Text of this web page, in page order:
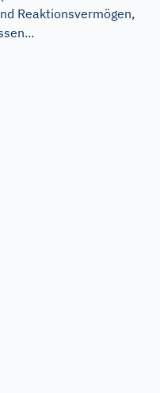
Reaktionsvermögen,